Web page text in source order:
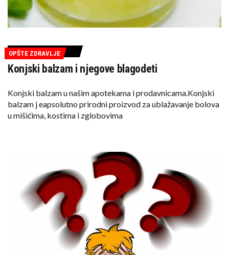
OPŠTE ZDRAVLJE
Konjski balzam i njegove blagodeti
Konjski balzam u našim apotekama i prodavnicama.Konjski
balzam j eapsolutno prirodni proizvod za ublažavanje bolova
u mišićima, kostima i zglobovima